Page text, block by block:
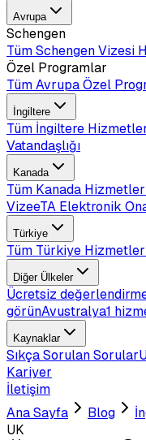
Avrupa
Schengen
TümSchengen Vizesi
Özel Programlar
TümAvrupa Özel
İngiltere
Tüm İngiltere
Vatandaşlığı
Kanada
Tüm Kanada
VizeeTA Elektronik
Türkiye
Tüm Türkiye
Diğer Ülkeler
Ücretsiz
görünAvustralya1
Kaynaklar
Sıkça Sorulan Sorular
Kariyer
İletişim
Ana Sayfa
Blog
UK